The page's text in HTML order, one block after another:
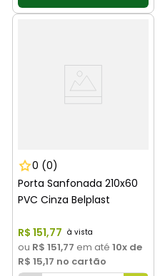
0 (0)
Porta Sanfonada 210x60
PVC Cinza Belplast
R$ 151,77
ou R$ 151,77 em até 10x de
R$ 15,17 no cartão